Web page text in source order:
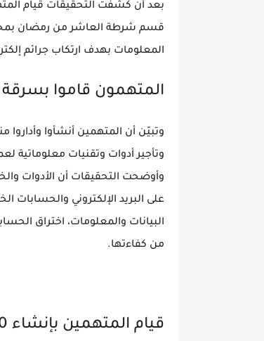
قسم شرطة العاشر من رمضان
المعلومات بهدف ارتكاب جرائم
المتهمون قاموا بسرقة
وتأجير أدوات وتقنيات معلوماتية
وأوضحت التحقيقات أن الأدوات
البيانات والمعلومات، اختراق
من كفاءتها.
قيام المتهمين بإنشاء 240 موقع احتيالي